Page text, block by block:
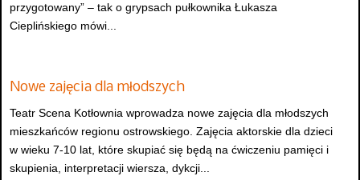
przygotowany” – tak o grypsach pułkownika Łukasza
Cieplińskiego mówi...
Nowe zajęcia dla młodszych
Teatr Scena Kotłownia wprowadza nowe zajęcia dla młodszych
mieszkańców regionu ostrowskiego. Zajęcia aktorskie dla dzieci
w wieku 7-10 lat, które skupiać się będą na ćwiczeniu pamięci i
skupienia, interpretacji wiersza, dykcji...